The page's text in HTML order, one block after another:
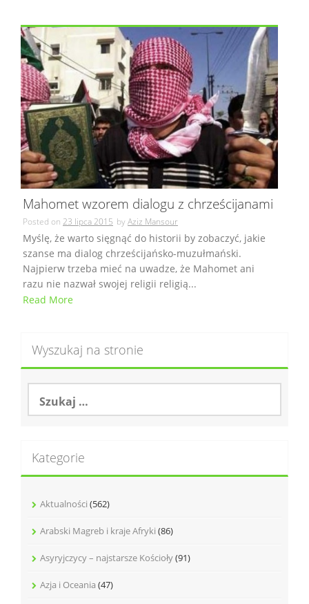
Mahomet wzorem dialogu z chrześcijanami
Posted on 23 lipca 2015 byAziz Mansour
Myślę, że warto sięgnąć do historii by zobaczyć, jakie
szanse ma dialog chrześcijańsko-muzułmański.
Najpierw trzeba mieć na uwadze, że Mahomet ani
razu nie nazwał swojej religii religią...
Read More
Wyszukaj na stronie
u
:
Kategorie
Aktualności (562)
Arabski Magreb i kraje Afryki (86)
Asyryjczycy – najstarsze Kościoły(91)
Azja i Oceania (47)